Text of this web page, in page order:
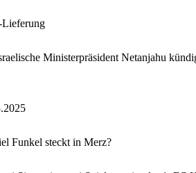
Lieferung
Ministerpräsident Netanjahu
Funkel steckt in Merz?